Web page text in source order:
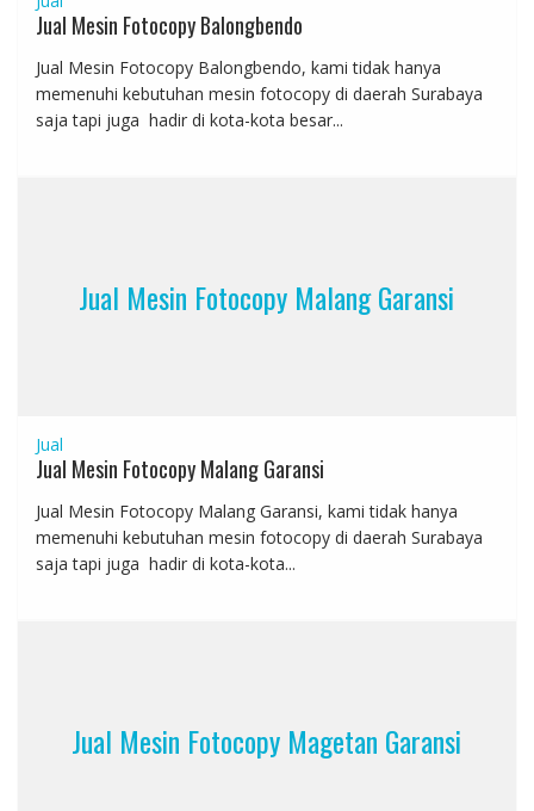
Jual Mesin Fotocopy Balongbendo
Jual Mesin Fotocopy Balongbendo, kami tidak hanya
memenuhi kebutuhan mesin fotocopy di daerah Surabaya
saja tapi juga hadir di kota-kota besar...
Jual Mesin Fotocopy Malang Garansi
Jual
Jual Mesin Fotocopy Malang Garansi
Jual Mesin Fotocopy Malang Garansi, kami tidak hanya
memenuhi kebutuhan mesin fotocopy di daerah Surabaya
saja tapi juga hadir di kota-kota...
Jual Mesin Fotocopy Magetan Garansi